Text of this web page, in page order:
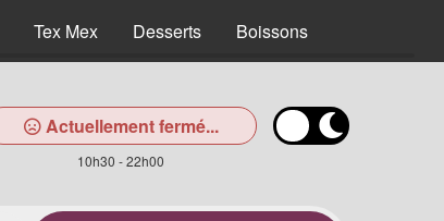
Tex Mex Desserts Boissons
Actuellement fermé...
10h30 - 22h00